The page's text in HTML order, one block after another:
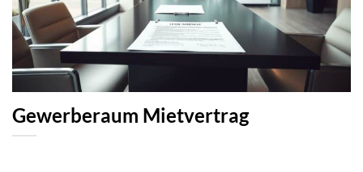
Gewerberaum Mietvertrag